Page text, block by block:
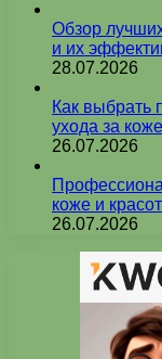
Обзор
и их
28.07.2026
Как выбрать
ухода за
26.07.2026
коже и
26.07.2026